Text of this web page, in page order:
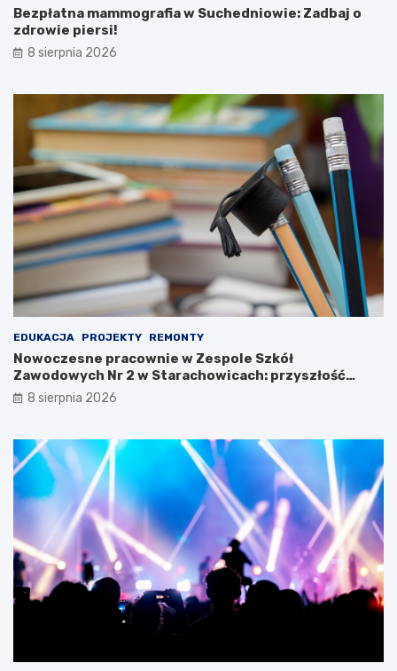
c
j
a
w
k
u
K
u
l
t
u
y
!
e
g
o
z
s
ł
u
o
b
r
o
n
e
g
o
n
a
w
t
a
w
i
!
Bezpłatna mammografia w Suchedniowie: Zadbaj o
zdrowie piersi!
8 sierpnia 2026
EDUKACJA PROJEKTY REMONTY
Nowoczesne pracownie w Zespole Szkół
Zawodowych Nr 2 w Starachowicach: przyszłość
kształcenia zawodowego
8 sierpnia 2026